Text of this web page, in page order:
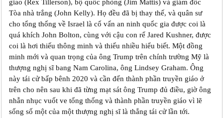
giao (Rex Tillerson), bộ quốc phòng (Jim Mattis) và giám đốc
Tòa nhà trắng (John Kelly). Họ đều đã bị thay thế, và quân sư
cho tổng thống về Israel là cố vấn an ninh quốc gia được coi là
quá khích John Bolton, cùng với cậu con rể Jared Kushner, được
coi là hơi thiếu thông minh và thiếu nhiều hiểu biết. Một đồng
minh mới và quan trọng của ông Trump trên chính trường Mỹ là
thượng nghị sĩ bang Nam Carolina, ông Lindsey Graham. Ông
này tái cử bấp bênh 2020 và cần đến thành phần truyền giáo ở
trên cho nên sau khi đã từng mạt sát ông Trump đủ điều, giờ ông
nhẫn nhục vuốt ve tổng thống và thành phần truyền giáo vì lẽ
sống số một của một thượng nghị sĩ là thắng tái cử lần tới.